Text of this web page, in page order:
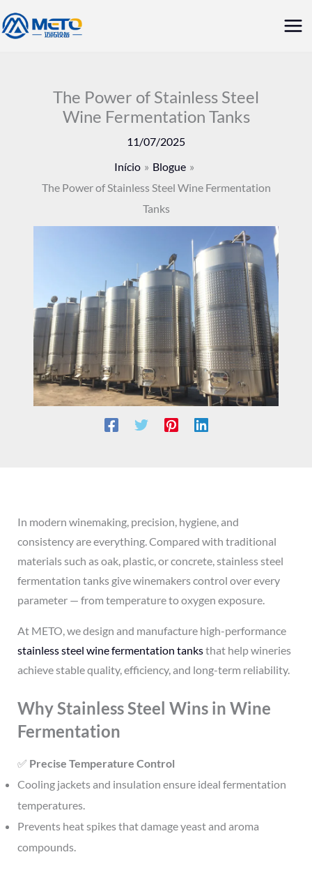
Saltar
para
The Power of Stainless Steel
Wine Fermentation Tanks
11/07/2025
Início
Blogue
The Power of Stainless Steel Wine Fermentation
Tanks
In modern winemaking, precision, hygiene, and
consistency are everything. Compared with traditional
materials such as oak, plastic, or concrete, stainless steel
fermentation tanks give winemakers control over every
parameter — from temperature to oxygen exposure.
At METO, we design and manufacture high-performance
stainless steel wine fermentation tanksthat help wineries
achieve stable quality, efficiency, and long-term reliability.
Why Stainless Steel Wins in Wine
Fermentation
✅ Precise Temperature Control
Cooling jackets and insulation ensure ideal fermentation
temperatures.
Prevents heat spikes that damage yeast and aroma
compounds.